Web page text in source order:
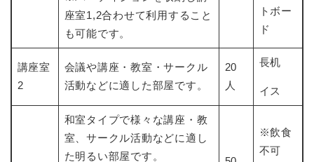
座室1,2合わせて利用すること
も可能です。
トボー
ド
講座室
2
会議や講座・教室・サークル
活動などに適した部屋です。
20
人
長机
イス
和室タイプで様々な講座・教
室、サークル活動などに適し
た明るい部屋です。
※飲食
不可